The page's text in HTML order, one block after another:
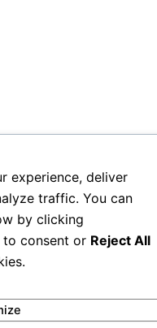
experience, deliver
traffic. You can
by clicking
to consent or Reject All